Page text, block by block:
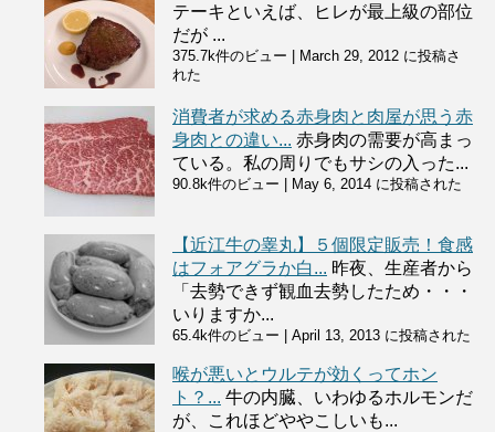
テーキといえば、ヒレが最上級の部位
だが ...
375.7k件のビュー
March 29, 2012 に投稿さ
れた
消費者が求める赤身肉と肉屋が思う赤
身肉との違い... 赤身肉の需要が高まっ
ている。私の周りでもサシの入った...
90.8k件のビュー May 6, 2014 に投稿された
【近江牛の睾丸】５個限定販売！食感
はフォアグラか白... 昨夜、生産者から
「去勢できず観血去勢したため・・・
いりますか...
65.4k件のビュー April 13, 2013 に投稿された
喉が悪いとウルテが効くってホン
ト？... 牛の内臓、いわゆるホルモンだ
が、これほどややこしいも...